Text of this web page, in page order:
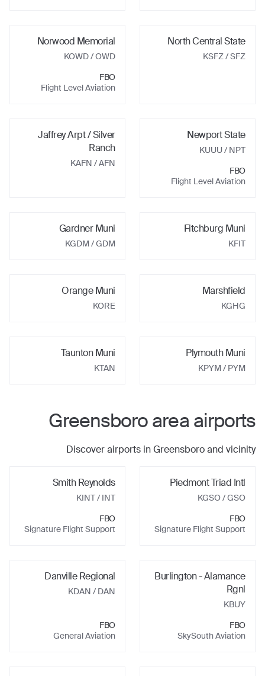
North Central State
KSFZ/ SFZ
Norwood Memorial
KOWD/ OWD
FBO
Flight Level Aviation
Newport State
KUUU/ NPT
FBO
Flight Level Aviation
Jaffrey Arpt / Silver
Ranch
KAFN / AFN
Fitchburg Muni
KFIT
Gardner Muni
KGDM/ GDM
Marshfield
KGHG
Orange Muni
KORE
Plymouth Muni
KPYM/ PYM
Taunton Muni
KTAN
Greensboroarea airports
Discover airports inGreensboroand vicinity
Piedmont Triad Intl
KGSO/ GSO
FBO
Signature Flight Support
Smith Reynolds
KINT/ INT
FBO
Signature Flight Support
Burlington - Alamance
Rgnl
KBUY
FBO
SkySouth Aviation
Danville Regional
KDAN / DAN
FBO
General Aviation